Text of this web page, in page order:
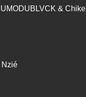
& Chike
Nzié